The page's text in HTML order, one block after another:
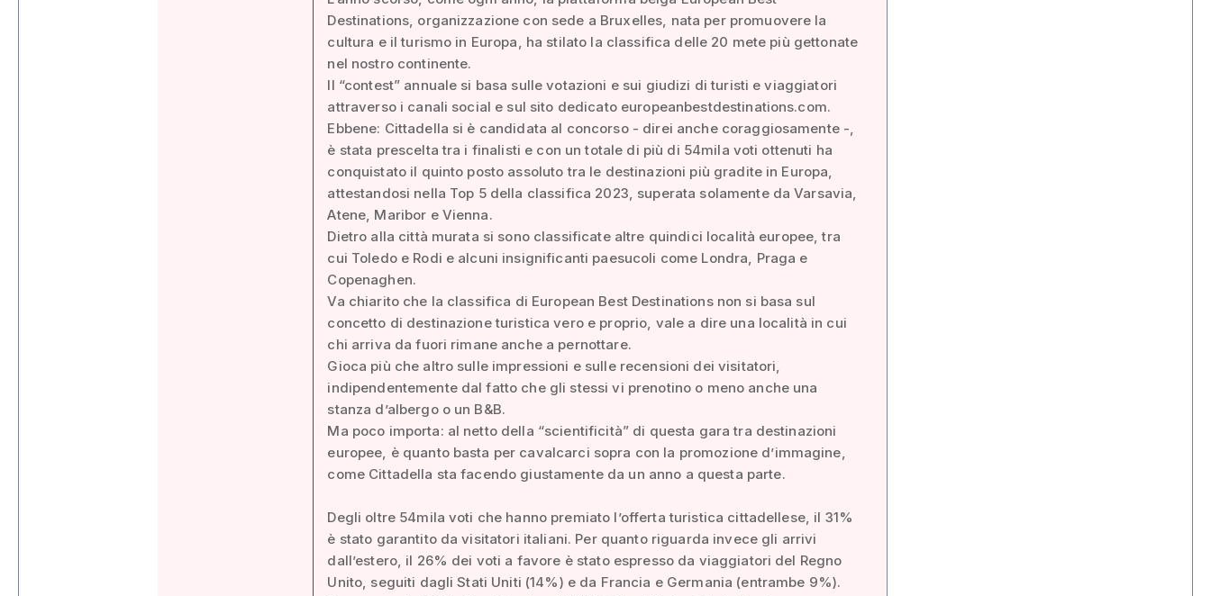
Destinations, organizzazione con sede a Bruxelles, nata per promuovere la
cultura e il turismo in Europa, ha stilato la classifica delle 20 mete più gettonate
nel nostro continente.
Il “contest” annuale si basa sulle votazioni e sui giudizi di turisti e viaggiatori
attraverso i canali social e sul sito dedicato europeanbestdestinations.com.
Ebbene: Cittadella si è candidata al concorso - direi anche coraggiosamente -,
è stata prescelta tra i finalisti e con un totale di più di 54mila voti ottenuti ha
conquistato il quinto posto assoluto tra le destinazioni più gradite in Europa,
attestandosi nella Top 5 della classifica 2023, superata solamente da Varsavia,
Atene, Maribor e Vienna.
Dietro alla città murata si sono classificate altre quindici località europee, tra
cui Toledo e Rodi e alcuni insignificanti paesucoli come Londra, Praga e
Copenaghen.
Va chiarito che la classifica di European Best Destinations non si basa sul
concetto di destinazione turistica vero e proprio, vale a dire una località in cui
chi arriva da fuori rimane anche a pernottare.
Gioca più che altro sulle impressioni e sulle recensioni dei visitatori,
indipendentemente dal fatto che gli stessi vi prenotino o meno anche una
stanza d’albergo o un B&B.
Ma poco importa: al netto della “scientificità” di questa gara tra destinazioni
europee, è quanto basta per cavalcarci sopra con la promozione d’immagine,
come Cittadella sta facendo giustamente da un anno a questa parte.
Degli oltre 54mila voti che hanno premiato l’offerta turistica cittadellese, il 31%
è stato garantito da visitatori italiani. Per quanto riguarda invece gli arrivi
dall’estero, il 26% dei voti a favore è stato espresso da viaggiatori del Regno
Unito, seguiti dagli Stati Uniti (14%) e da Francia e Germania (entrambe 9%).